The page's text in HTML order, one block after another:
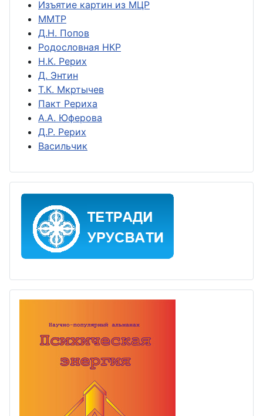
Изъятие картин из МЦР
ММТР
Д.Н. Попов
Родословная НКР
Н.К. Рерих
Д. Энтин
Т.К. Мкртычев
Пакт Рериха
А.А. Юферова
Д.Р. Рерих
Васильчик